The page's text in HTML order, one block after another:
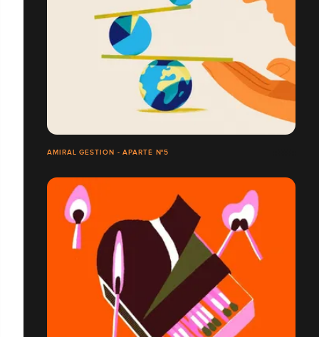
AMIRAL GESTION - APARTÉ N°5